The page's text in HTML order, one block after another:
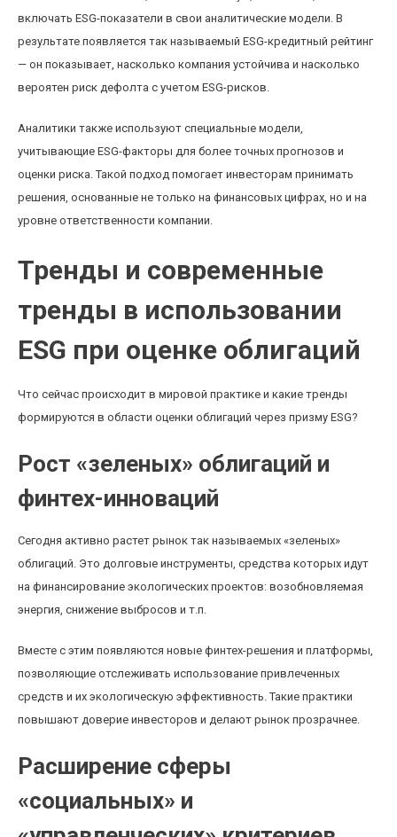
включать ESG-показатели в свои аналитические модели. В
результате появляется так называемый ESG-кредитный рейтинг
— он показывает, насколько компания устойчива и насколько
вероятен риск дефолта с учетом ESG-рисков.
Аналитики также используют специальные модели,
учитывающие ESG-факторы для более точных прогнозов и
оценки риска. Такой подход помогает инвесторам принимать
решения, основанные не только на финансовых цифрах, но и на
уровне ответственности компании.
Тренды и современные
тренды в использовании
ESG при оценке облигаций
Что сейчас происходит в мировой практике и какие тренды
формируются в области оценки облигаций через призму ESG?
Рост «зеленых» облигаций и
финтех-инноваций
Сегодня активно растет рынок так называемых «зеленых»
облигаций. Это долговые инструменты, средства которых идут
на финансирование экологических проектов: возобновляемая
энергия, снижение выбросов и т.п.
Вместе с этим появляются новые финтех-решения и платформы,
позволяющие отслеживать использование привлеченных
средств и их экологическую эффективность. Такие практики
повышают доверие инвесторов и делают рынок прозрачнее.
Расширение сферы
«социальных» и